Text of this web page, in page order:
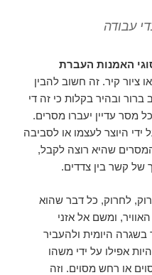
עבודה
האמנות העברת
ציור קיר. זה חשוב להבין
ובהיר בקלות כי זה די
מסר עדיין יעברו מסרים.
ידי היוצר לעצמו או לסביבה
שהיא רוצה לקבל,
של קשר בין צדדים.
לחרוק, כל דבר שהוא
ומשם אל אזני
היומית ולהעביר
אפילו על ידי משהו
או רחש מסוים. וזה